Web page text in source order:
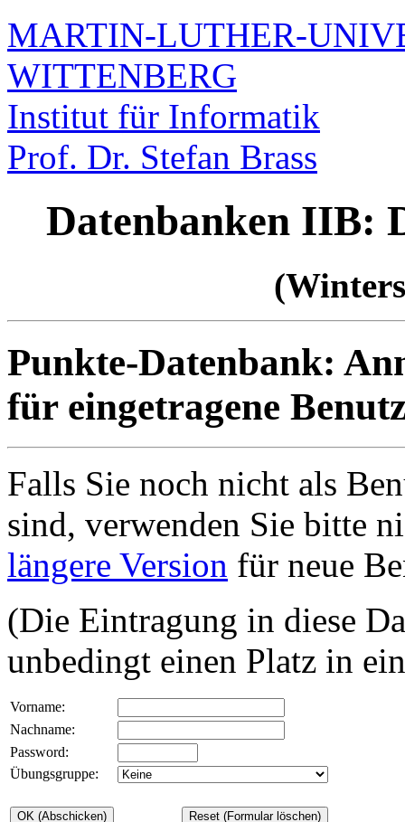
MARTIN-LUTHER-
WITTENBERG
Institut für Informatik
Prof. Dr. Stefan Brass
Datenbanken IIB:
Punkte-Datenbank:
für eingetragene
Falls Sie noch nicht als
sind, verwenden Sie bitte
längere Version für neue
(Die Eintragung in diese
unbedingt einen Platz in
Vorname:
Nachname:
Password:
Übungsgruppe: